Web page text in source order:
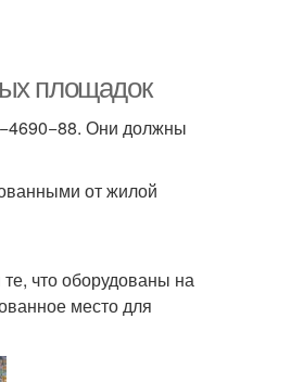
площадок
Они должны
от жилой
что оборудованы на
место для